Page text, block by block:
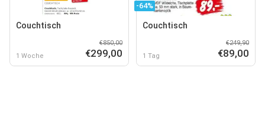
Couchtisch
1 Woche
€850,00
€299,00
-64%
Couchtisch
1 Tag
€249,90
€89,00